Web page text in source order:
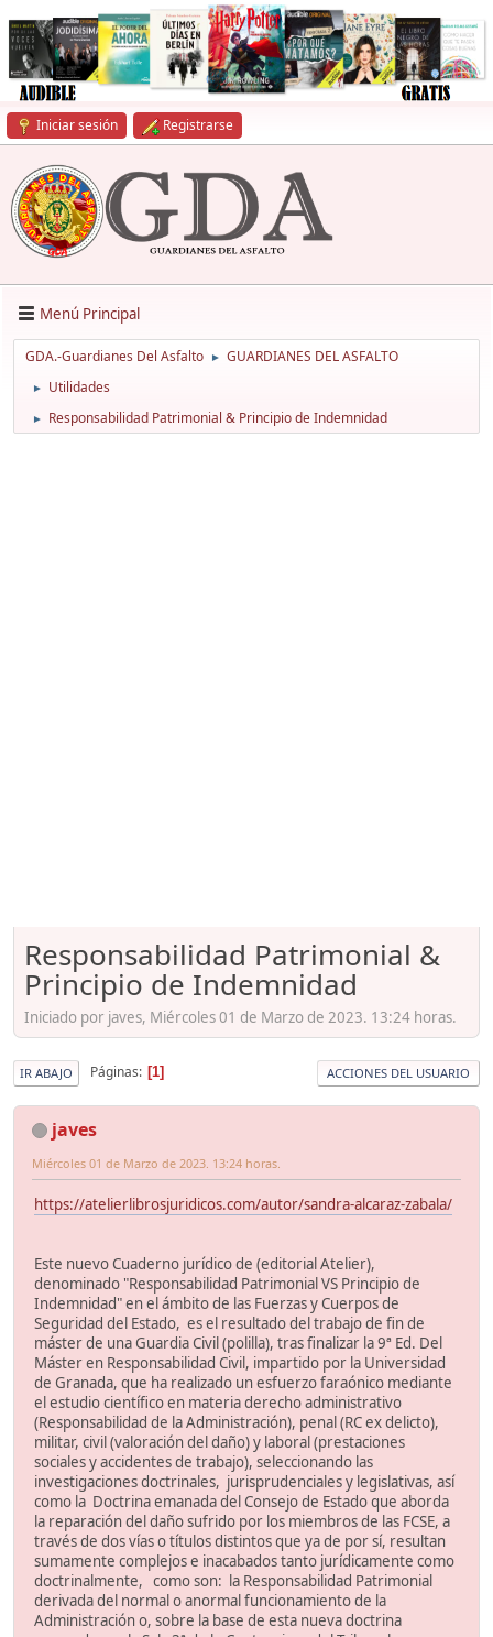
Iniciar sesión Registrarse
Menú Principal
GDA.-Guardianes Del Asfalto ► GUARDIANES DEL ASFALTO
► Utilidades
► Responsabilidad Patrimonial & Principio de Indemnidad
Responsabilidad Patrimonial &
Principio de Indemnidad
Iniciado por javes, Miércoles 01 de Marzo de 2023. 13:24 horas.
IR ABAJO Páginas 1 ACCIONES DEL USUARIO
javes
Miércoles 01 de Marzo de 2023. 13:24 horas.
https://atelierlibrosjuridicos.com/autor/sandra-alcaraz-zabala/
Este nuevo Cuaderno jurídico de (editorial Atelier),
denominado "Responsabilidad Patrimonial VS Principio de
Indemnidad" en el ámbito de las Fuerzas y Cuerpos de
Seguridad del Estado, es el resultado del trabajo de fin de
máster de una Guardia Civil (polilla), tras finalizar la 9ª Ed. Del
Máster en Responsabilidad Civil, impartido por la Universidad
de Granada, que ha realizado un esfuerzo faraónico mediante
el estudio científico en materia derecho administrativo
(Responsabilidad de la Administración), penal (RC ex delicto),
militar, civil (valoración del daño) y laboral (prestaciones
sociales y accidentes de trabajo), seleccionando las
investigaciones doctrinales, jurisprudenciales y legislativas, así
como la Doctrina emanada del Consejo de Estado que aborda
la reparación del daño sufrido por los miembros de las FCSE, a
través de dos vías o títulos distintos que ya de por sí, resultan
sumamente complejos e inacabados tanto jurídicamente como
doctrinalmente, como son: la Responsabilidad Patrimonial
derivada del normal o anormal funcionamiento de la
Administración o, sobre la base de esta nueva doctrina